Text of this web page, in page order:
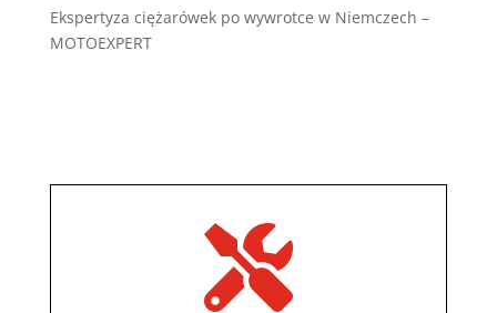
Ekspertyza ciężarówek po wywrotce w Niemczech –
MOTOEXPERT
